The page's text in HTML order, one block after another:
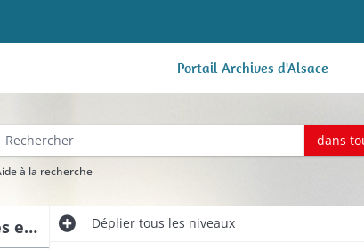
Portail Archives d'Alsace
dans
à la recherche
8R Occupation de la France par les armées ennemies Dépliertous les niveaux